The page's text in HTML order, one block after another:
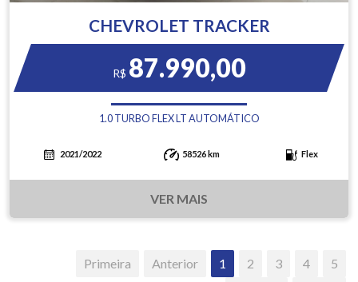
CHEVROLET TRACKER
R$ 87.990,00
1.0 TURBO FLEX LT AUTOMÁTICO
2021/2022 58526 km Flex
VER MAIS
Primeira Anterior 1 2 3 4
5